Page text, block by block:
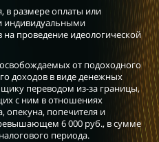
в размере оплаты или
индивидуальными
проведение идеологической
от подоходного
доходов в виде денежных
переводом из-за границы,
с ним в отношениях
опекуна, попечителя и
6 000 руб., в сумме
периода.